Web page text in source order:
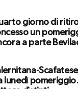
giorno di
un
a parte
lunedì